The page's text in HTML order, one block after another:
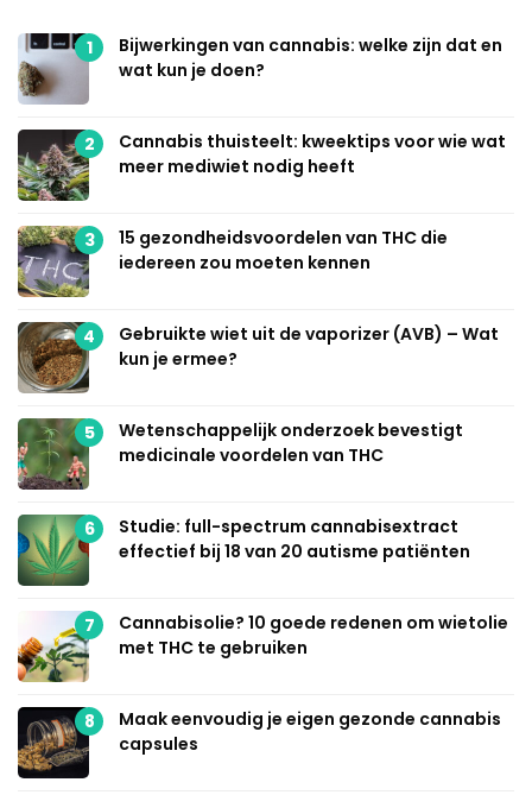
1
Bijwerkingen van cannabis: welke zijn dat en
wat kun je doen?
2
Cannabis thuisteelt: kweektips voor wie wat
meer mediwiet nodig heeft
3
15 gezondheidsvoordelen van THC die
iedereen zou moeten kennen
4
Gebruikte wiet uit de vaporizer (AVB) – Wat
kun je ermee?
5
Wetenschappelijk onderzoek bevestigt
medicinale voordelen van THC
6
Studie: full-spectrum cannabisextract
effectief bij 18 van 20 autisme patiënten
7
Cannabisolie? 10 goede redenen om wietolie
met THC te gebruiken
8
Maak eenvoudig je eigen gezonde cannabis
capsules